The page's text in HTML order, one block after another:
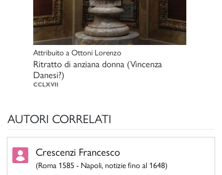
Attribuito aOttoni Lorenzo
Ritratto di anziana donna (Vincenza
Danesi?)
CCLXVII
AUTORI CORRELATI
Crescenzi Francesco
(Roma 1585 - Napoli, notizie fino al 1648)